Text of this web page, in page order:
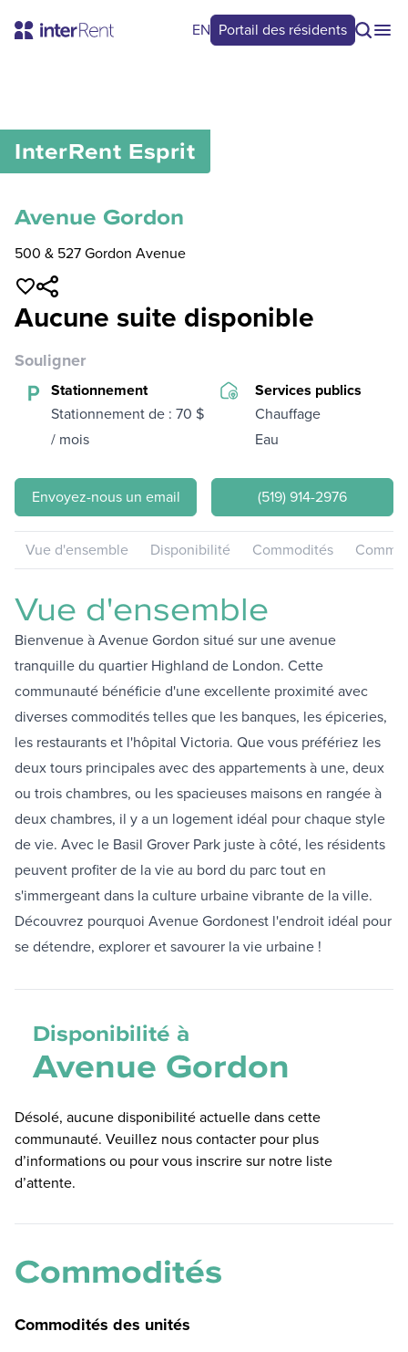
EN Portail des résidents
0/0
InterRent Esprit
Avenue Gordon
500 & 527 Gordon Avenue
Aucune suite disponible
Souligner
Stationnement
Stationnement de : 70 $
/ mois
Services publics
Chauffage
Eau
Envoyez-nous un email (519) 914-2976
Vue d'ensemble Disponibilité Commodités
Vue d'ensemble
Bienvenue à Avenue Gordon situé sur une avenue
tranquille du quartier Highland de London. Cette
communauté bénéficie d'une excellente proximité avec
diverses commodités telles que les banques, les épiceries,
les restaurants et l'hôpital Victoria. Que vous préfériez les
deux tours principales avec des appartements à une, deux
ou trois chambres, ou les spacieuses maisons en rangée à
deux chambres, il y a un logement idéal pour chaque style
de vie. Avec le Basil Grover Park juste à côté, les résidents
peuvent profiter de la vie au bord du parc tout en
s'immergeant dans la culture urbaine vibrante de la ville.
Découvrez pourquoi Avenue Gordonest l'endroit idéal pour
se détendre, explorer et savourer la vie urbaine !
Disponibilité à
Avenue Gordon
Désolé, aucune disponibilité actuelle dans cette
communauté. Veuillez nous contacter pour plus
d’informations ou pour vous inscrire sur notre liste
d’attente.
Commodités
Commodités des unités